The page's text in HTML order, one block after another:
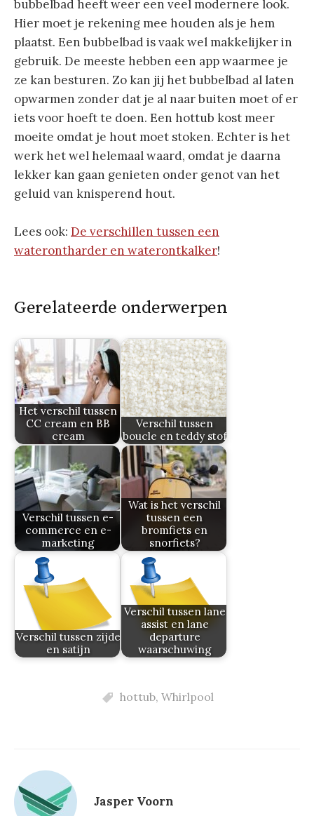
bubbelbad heeft weer een veel modernere look.
Hier moet je rekening mee houden als je hem
plaatst. Een bubbelbad is vaak wel makkelijker in
gebruik. De meeste hebben een app waarmee je
ze kan besturen. Zo kan jij het bubbelbad al laten
opwarmen zonder dat je al naar buiten moet of er
iets voor hoeft te doen. Een hottub kost meer
moeite omdat je hout moet stoken. Echter is het
werk het wel helemaal waard, omdat je daarna
lekker kan gaan genieten onder genot van het
geluid van knisperend hout.
Lees ook: De verschillen tussen een
waterontharder en waterontkalker!
Gerelateerde onderwerpen
Het verschil tussen
CC cream en BB
cream
Verschil tussen
boucle en teddy stof
Verschil tussen e-
commerce en e-
marketing
Wat is het verschil
tussen een
bromfiets en
snorfiets?
Verschil tussen zijde
en satijn
Verschil tussen lane
assist en lane
departure
waarschuwing
hottub, Whirlpool
Jasper Voorn